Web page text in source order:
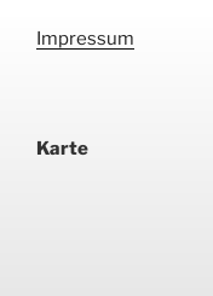
Impressum
Karte